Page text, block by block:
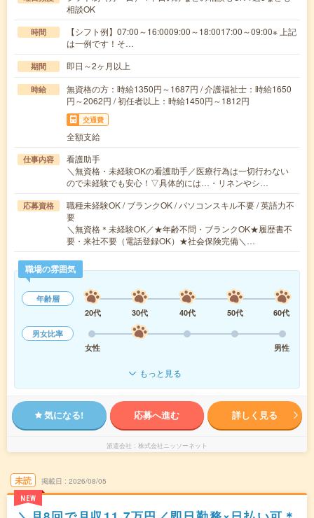
相談OK
時間
【シフト例】07:00～16:0009:00～18:0017:00～09:00※ 上記
は一例です！そ…
期間 即日～2ヶ月以上
時給
無資格の方：時給1350円～1687円 / 介護福祉士：時給1650
円～2062円 / 初任者以上：時給1450円～1812円
交通費
全額支給
仕事内容
看護助手
＼無資格・未経験OKの看護助手／医療行為は一切行わない
ので未経験でも安心！▽具体的には…・リネンやシ…
応募資格
職種未経験OK / ブランクOK / パソコンスキル不要 / 英語力不
要
＼無資格＊未経験OK／★年齢不問・ブランクOK★履歴書不
要・来社不要（電話登録OK）★社会保険完備＼…
職場の雰囲気
年齢層
20代
30代 40代 50代
60代
男女比率
女性
男性
もっと見る
気になる! 応募へ進む 詳しく見る
派遣会社 株式会社ニッソーネット
未読
NEW
掲載日 2026/08/05